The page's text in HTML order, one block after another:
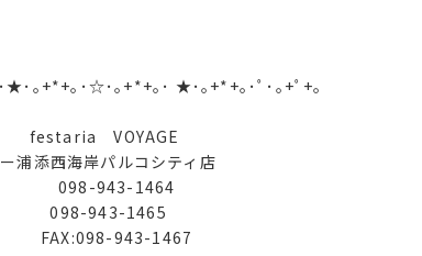
★･｡+*+｡･☆･｡+*+｡･ ★･｡+*+｡･ﾟ･｡+ﾟ+｡
festaria VOYAGE
ー浦添西海岸パルコシティ店
098-943-1464
098-943-1465
FAX:098-943-1467